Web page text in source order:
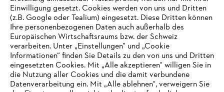
IHR BROWSER WIRD NICHT
Einwilligung gesetzt. Cookies werden von uns und Dritten
(z.B. Google oder Tealium) eingesetzt. Diese Dritten können
Ihre personenbezogenen Daten auch außerhalb des
Europäischen Wirtschaftsraums bzw. der Schweiz
verarbeiten. Unter „Einstellungen" und „Cookie
Informationen“ finden Sie Details zu den von uns und Dritten
eingesetzten Cookies. Mit „Alle akzeptieren“ willigen Sie in
die Nutzung aller Cookies und die damit verbundene
Datenverarbeitung ein. Mit „Alle ablehnen“, verweigern Sie